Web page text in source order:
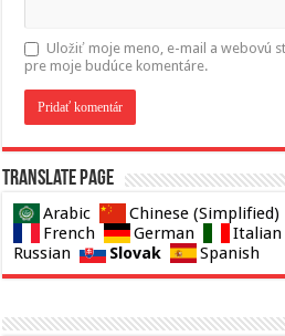
Uložiť moje meno, e-mail a webovú
pre moje budúce komentáre.
Translate page
Arabic Chinese (Simplified)
French
German Italian
Russian
Slovak Spanish